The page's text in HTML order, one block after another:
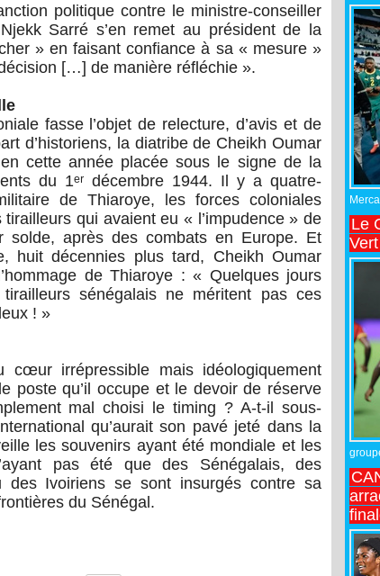
politique contre le ministre-conseiller
Sarré s’en remet au président de la
» en faisant confiance à sa « mesure »
[…] de manière réfléchie ».
fasse l’objet de relecture, d’avis et de
d’historiens, la diatribe de Cheikh Oumar
cette année placée sous le signe de la
du 1ᵉʳ décembre 1944. Il y a quatre-
de Thiaroye, les forces coloniales
qui avaient eu « l’impudence » de
solde, après des combats en Europe. Et
huit décennies plus tard, Cheikh Oumar
de Thiaroye : « Quelques jours
sénégalais ne méritent pas ces
! »
cœur irrépressible mais idéologiquement
poste qu’il occupe et le devoir de réserve
mal choisi le timing ? A-t-il sous-
qu’aurait son pavé jeté dans la
les souvenirs ayant été mondiale et les
pas été que des Sénégalais, des
des Ivoiriens se sont insurgés contre sa
du Sénégal.
Le